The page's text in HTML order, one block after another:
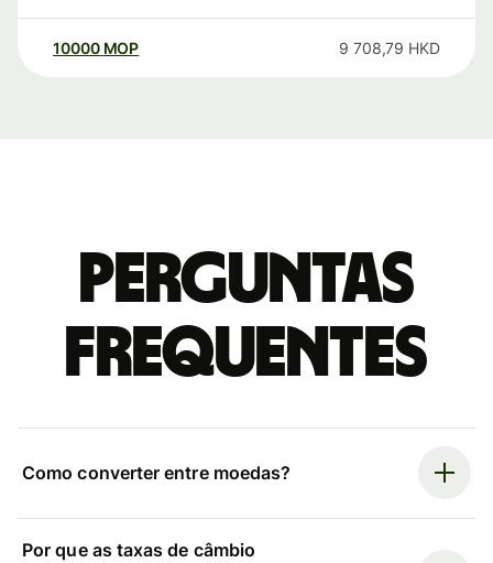
10000 MOP 9 708,79 HKD
Perguntas
frequentes
Como converter entre moedas?
Por que as taxas de câmbio